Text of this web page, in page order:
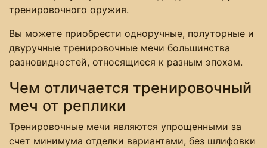
тренировочного оружия.
Вы можете приобрести одноручные, полуторные и
двуручные тренировочные мечи большинства
разновидностей, относящиеся к разным эпохам.
Чем отличается тренировочный
меч от реплики
Тренировочные мечи являются упрощенными за
счет минимума отделки вариантами, без шлифовки